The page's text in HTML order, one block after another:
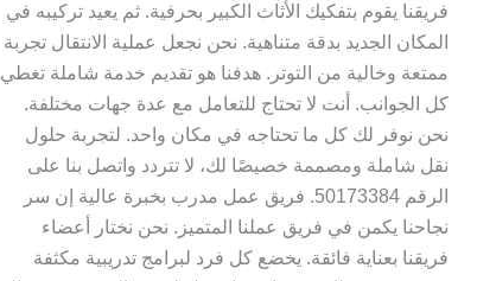
فريقنا يقوم بتفكيك الأثاث الكبير بحرفية. ثم يعيد تركيبه في
المكان الجديد بدقة متناهية. نحن نجعل عملية الانتقال تجربة
ممتعة وخالية من التوتر. هدفنا هو تقديم خدمة شاملة تغطي
كل الجوانب. أنت لا تحتاج للتعامل مع عدة جهات مختلفة.
نحن نوفر لك كل ما تحتاجه في مكان واحد. لتجربة حلول
نقل شاملة ومصممة خصيصًا لك، لا تتردد واتصل بنا على
الرقم 50173384. فريق عمل مدرب بخبرة عالية إن سر
نجاحنا يكمن في فريق عملنا المتميز. نحن نختار أعضاء
فريقنا بعناية فائقة. يخضع كل فرد لبرامج تدريبية مكثفة